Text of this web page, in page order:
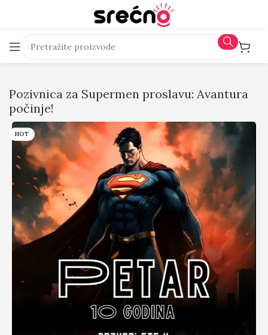
Pozivnica za Supermen proslavu: Avantura
počinje!
HOT